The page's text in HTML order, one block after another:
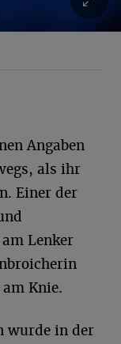
Angaben
als ihr
Einer der
Lenker
Knie.
wurde in der